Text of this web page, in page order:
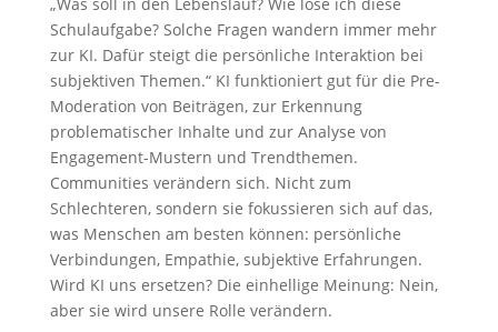
„Was soll in den Lebenslauf? Wie löse ich diese
Schulaufgabe? Solche Fragen wandern immer mehr
zur KI. Dafür steigt die persönliche Interaktion bei
subjektiven Themen.“ KI funktioniert gut für die Pre-
Moderation von Beiträgen, zur Erkennung
problematischer Inhalte und zur Analyse von
Engagement-Mustern und Trendthemen.
Communities verändern sich. Nicht zum
Schlechteren, sondern sie fokussieren sich auf das,
was Menschen am besten können: persönliche
Verbindungen, Empathie, subjektive Erfahrungen.
Wird KI uns ersetzen? Die einhellige Meinung: Nein,
aber sie wird unsere Rolle verändern.